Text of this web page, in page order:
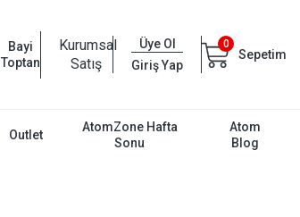
Bayi
Toptan
Kurumsal
Satış
Üye Ol
Giriş Yap
0
Sepetim
Outlet
AtomZone Hafta
Sonu
Atom
Blog